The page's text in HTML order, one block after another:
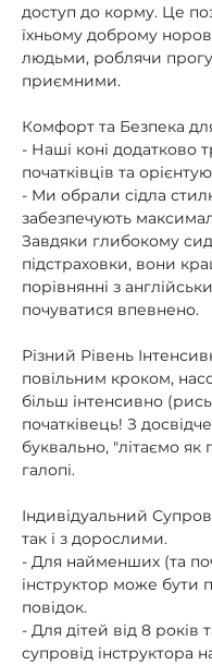
доступ до корму. Це
їхньому доброму
людьми, роблячи
приємними.
Комфорт та Безпека
- Наші коні додатково
початківців та
- Ми обрали сідла
забезпечують
Завдяки глибокому
підстраховки, вони
порівнянні з
почуватися впевнено.
Різний Рівень
повільним кроком,
більш інтенсивно
початківець! З
буквально, "літаємо як
галопі.
Індивідуальний
так і з дорослими.
- Для найменших (та
інструктор може бути
повідок.
- Для дітей від 8
супровід інструктора